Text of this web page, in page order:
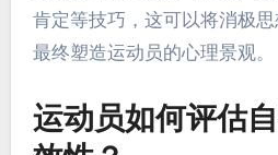
自信和韧性的积极肯定。练习
专注力，而定期自我反思有助
改善。